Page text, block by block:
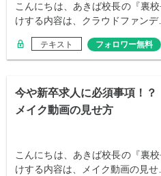
こんにちは、あきば校長の『裏
けする内容は、クラウドファン
テキスト フォロワー無料
今や新卒求人に必須事項！
メイク動画の見せ方
こんにちは、あきば校長の『裏
けする内容は、メイク動画の見